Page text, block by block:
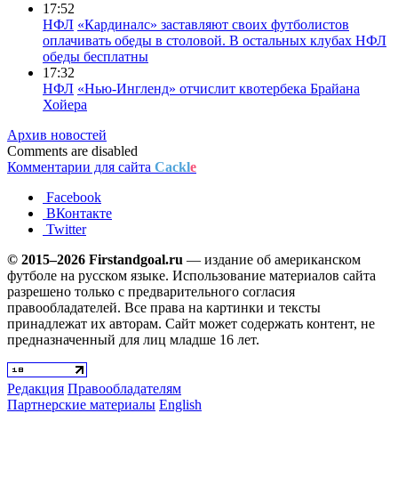
17:52
НФЛ «Кардиналс» заставляют своих футболистов
оплачивать обеды в столовой. В остальных клубах НФЛ
обеды бесплатны
17:32
НФЛ «Нью-Ингленд» отчислит квотербека Брайана
Хойера
Архив новостей
Comments are disabled
Комментарии для сайта Cackle
Facebook
ВКонтакте
Twitter
© 2015–2026 Firstandgoal.ru — издание об американском
футболе на русском языке. Использование материалов cайта
разрешено только с предварительного согласия
правообладателей. Все права на картинки и тексты
принадлежат их авторам. Сайт может содержать контент, не
предназначенный для лиц младше 16 лет.
Редакция Правообладателям
Партнерские материалы English